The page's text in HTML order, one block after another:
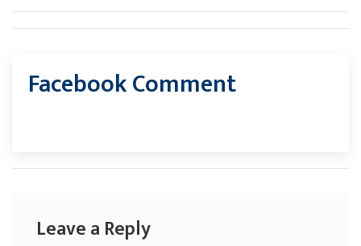
Facebook Comment
Leave a Reply